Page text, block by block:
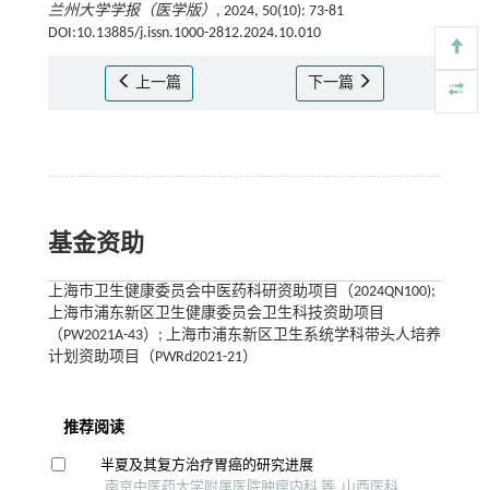
兰州大学学报（医学版） , 2024, 50(10): 73-81
DOI:10.13885/j.issn.1000-2812.2024.10.010
上一篇 下一篇
基金资助
上海市卫生健康委员会中医药科研资助项目（2024QN100);
上海市浦东新区卫生健康委员会卫生科技资助项目
（PW2021A-43）; 上海市浦东新区卫生系统学科带头人培养
计划资助项目（PWRd2021-21）